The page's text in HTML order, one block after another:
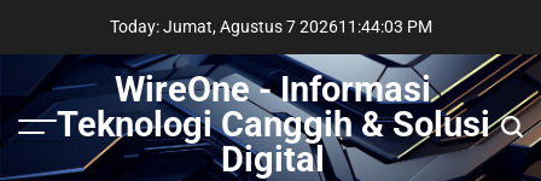
content
Today: Jumat, Agustus 7 202611 :44:04 PM
Menu
WireOne - Informasi
Teknologi Canggih & Solusi
Digital